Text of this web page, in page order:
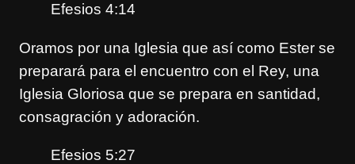
Efesios 4:14
Oramos por una Iglesia que así como Ester se
preparará para el encuentro con el Rey, una
Iglesia Gloriosa que se prepara en santidad,
consagración y adoración.
Efesios 5:27